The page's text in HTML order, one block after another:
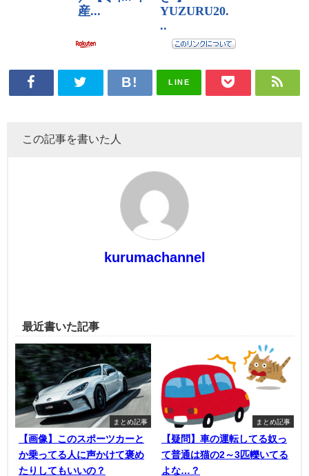
LINE
この記事を書いた人
kurumachannel
最近書いた記事
まとめ記事
【画像】このスポーツカーと
か乗ってる人に声かけて褒め
たりしてもいいの？
まとめ記事
【疑問】車の運転してる奴っ
て普通は猫の2～3匹轢いてる
よな…？